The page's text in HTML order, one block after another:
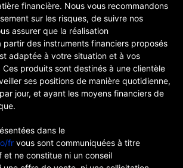
financière. Nous vous recommandons
sur les risques, de suivre nos
assurer que la réalisation
partir des instruments financiers proposés
adaptée à votre situation et à vos
produits sont destinés à une clientèle
ses positions de manière quotidienne,
jour, et ayant les moyens financiers de
dans le
fr vous sont communiquées à titre
et ne constitue ni un conseil